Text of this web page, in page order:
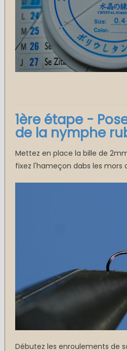
1ère étape -
de la nymphe
Mettez en place la bille de
fixez l'hameçon dabs les mors
Débutez les enroulements de